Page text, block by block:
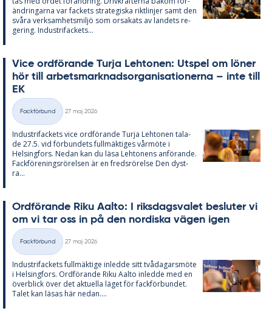
änd­ring­ar­na var fac­kets stra­te­gis­ka rikt­lin­jer samt den
svå­ra verk­sam­hets­miljö som or­sa­ka­ts av lan­dets re­
ge­ring. In­du­stri­fac­kets...
Vice ord­fö­ran­de Turja Lehto­nen: Ut­spel om lö­ner
hör till ar­bets­mark­nads­or­ga­ni­sa­tio­ner­na – inte till
EK
Kategorier
Fackförbund
27 maj 2026
In­du­stri­fac­kets vice ord­fö­ran­de Turja Lehto­nen ta­la­
de 27.5. vid för­bun­dets full­mäk­ti­ges vår­möte i
Helsing­fors. Ne­dan kan du läsa Lehto­nens an­fö­ran­de.
Fack­för­e­nings­rö­rel­sen är en freds­rö­rel­se Den dyst­
ra...
Ord­fö­ran­de Riku Aal­to: I riks­dags­va­let be­slu­ter vi
om vi tar oss in på den nor­dis­ka vägen igen
Kategorier
Fackförbund
27 maj 2026
In­du­stri­fac­kets full­mäk­ti­ge in­led­de sitt två­da­garsmöte
i Helsing­fors. Ord­fö­ran­de Riku Aal­to in­led­de med en
över­blick över det ak­tu­el­la lä­get för fack­för­bun­det.
Ta­let kan lä­sas här ne­dan....